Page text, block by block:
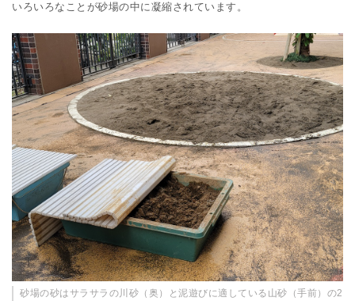
いろいろなことが砂場の中に凝縮されています。
砂場の砂はサラサラの川砂（奥）と泥遊びに適している山砂（手前）の2